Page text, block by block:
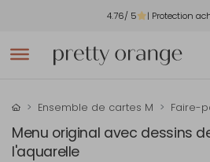
4.76/ 5 | Protection
Ensemble de cartes M Faire-
Menu original avec dessins
l'aquarelle